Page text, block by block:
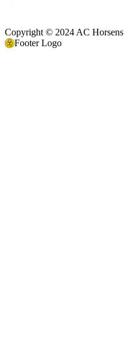
Copyright © 2024 AC Horsens
Footer Logo